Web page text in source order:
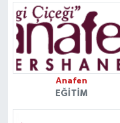
Anafen
EĞITIM